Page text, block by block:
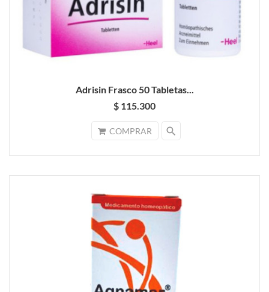
Adrisin Frasco 50 Tabletas...
$ 115.300
COMPRAR search